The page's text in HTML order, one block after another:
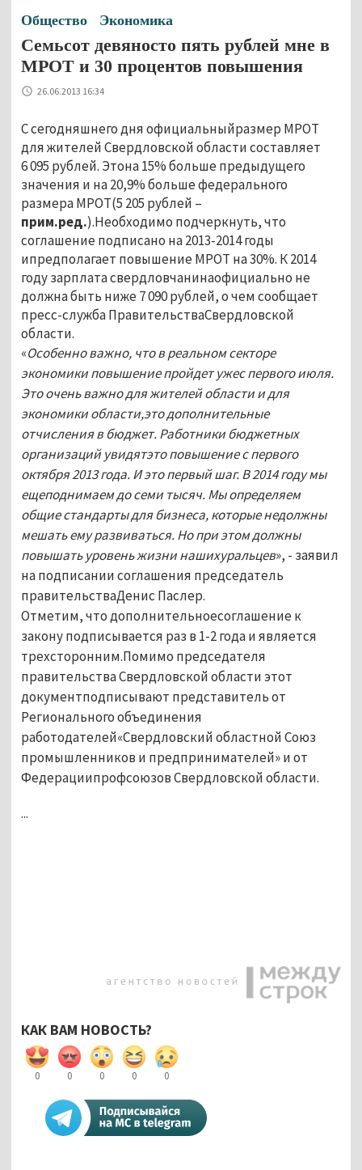
Общество Экономика
Семьсот девяносто пять рублей мне в
МРОТ и 30 процентов повышения
26.06.2013 16:34
С сегодняшнего дня официальныйразмер МРОТ
для жителей Свердловской области составляет
6 095 рублей. Этона 15% больше предыдущего
значения и на 20,9% больше федерального
размера МРОТ(5 205 рублей –
прим.ред.).Необходимо подчеркнуть, что
соглашение подписано на 2013-2014 годы
ипредполагает повышение МРОТ на 30%. К 2014
году зарплата свердловчанинаофициально не
должна быть ниже 7 090 рублей, о чем сообщает
пресс-служба ПравительстваСвердловской
области.
«Особенно важно, что в реальном секторе
экономики повышение пройдет ужес первого июля.
Это очень важно для жителей области и для
экономики области,это дополнительные
отчисления в бюджет. Работники бюджетных
организаций увидятэто повышение с первого
октября 2013 года. И это первый шаг. В 2014 году мы
ещеподнимаем до семи тысяч. Мы определяем
общие стандарты для бизнеса, которые недолжны
мешать ему развиваться. Но при этом должны
повышать уровень жизни нашихуральцев», - заявил
на подписании соглашения председатель
правительстваДенис Паслер.
Отметим, что дополнительноесоглашение к
закону подписывается раз в 1-2 года и является
трехсторонним.Помимо председателя
правительства Свердловской области этот
документподписывают представитель от
Регионального объединения
работодателей«Свердловский областной Союз
промышленников и предпринимателей» и от
Федерациипрофсоюзов Свердловской области.
...
КАК ВАМ НОВОСТЬ?
0 0 0 0 0